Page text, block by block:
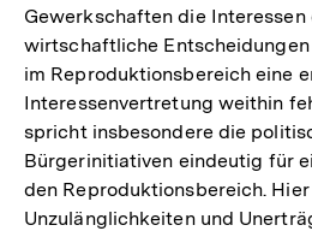
Gewerkschaften die Interessen
wirtschaftliche
im Reproduktionsbereich eine
Interessenvertretung weithin
spricht insbesondere die
Bürgerinitiativen eindeutig für
den Reproduktionsbereich.
Unzulänglichkeiten und